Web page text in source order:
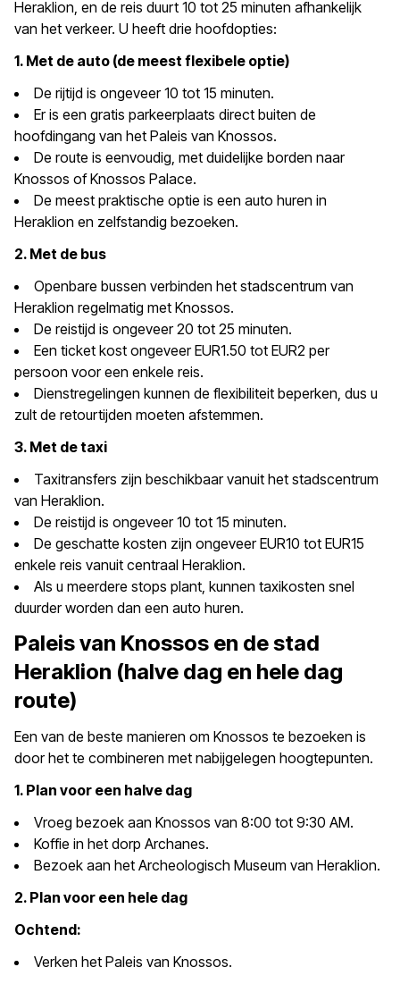
Heraklion, en de reis duurt 10 tot 25 minuten afhankelijk
van het verkeer. U heeft drie hoofdopties:
1. Met de auto (de meest flexibele optie)
De rijtijd is ongeveer 10 tot 15 minuten.
Er is een gratis parkeerplaats direct buiten de
hoofdingang van het Paleis van Knossos.
De route is eenvoudig, met duidelijke borden naar
Knossos of Knossos Palace.
De meest praktische optie is een auto huren in
Heraklion en zelfstandig bezoeken.
2. Met de bus
Openbare bussen verbinden het stadscentrum van
Heraklion regelmatig met Knossos.
De reistijd is ongeveer 20 tot 25 minuten.
Een ticket kost ongeveer EUR1.50 tot EUR2 per
persoon voor een enkele reis.
Dienstregelingen kunnen de flexibiliteit beperken, dus u
zult de retourtijden moeten afstemmen.
3. Met de taxi
Taxitransfers zijn beschikbaar vanuit het stadscentrum
van Heraklion.
De reistijd is ongeveer 10 tot 15 minuten.
De geschatte kosten zijn ongeveer EUR10 tot EUR15
enkele reis vanuit centraal Heraklion.
Als u meerdere stops plant, kunnen taxikosten snel
duurder worden dan een auto huren.
Paleis van Knossos en de stad
Heraklion (halve dag en hele dag
route)
Een van de beste manieren om Knossos te bezoeken is
door het te combineren met nabijgelegen hoogtepunten.
1. Plan voor een halve dag
Vroeg bezoek aan Knossos van 8:00 tot 9:30 AM.
Koffie in het dorp Archanes.
Bezoek aan het Archeologisch Museum van Heraklion.
2. Plan voor een hele dag
Ochtend:
Verken het Paleis van Knossos.